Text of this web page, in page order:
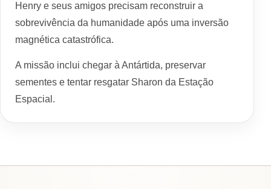
Henry e seus amigos precisam reconstruir a
sobrevivência da humanidade após uma inversão
magnética catastrófica.
A missão inclui chegar à Antártida, preservar
sementes e tentar resgatar Sharon da Estação
Espacial.